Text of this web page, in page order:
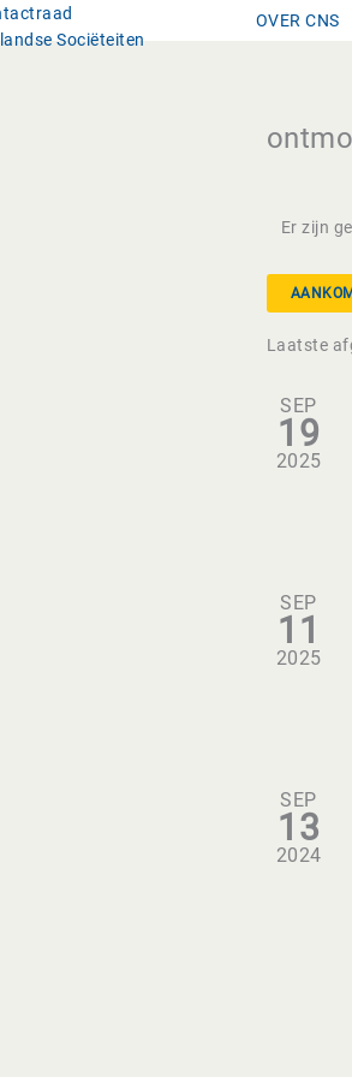
Ga
naar
OVER CNS
Er zijn
een
Laatste
SEP
19
2025
SEP
11
2025
SEP
13
2024